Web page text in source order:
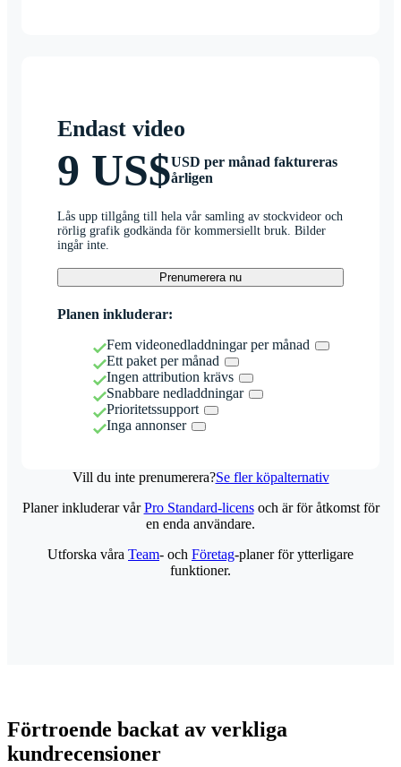
Endast video
9 US$USD per månad faktureras
årligen
Lås upp tillgång till hela vår samling av stockvideor och
rörlig grafik godkända för kommersiellt bruk. Bilder
ingår inte.
Prenumerera nu
Planen inkluderar:
Fem videonedladdningar per månad
Ett paket per månad
Ingen attribution krävs
Snabbare nedladdningar
Prioritetssupport
Inga annonser
Vill du inte prenumerera?Se fler köpalternativ
Planer inkluderar vårPro Standard-licensoch är för åtkomst för
en enda användare.
Utforska våra Team- och Företag-planer för ytterligare
funktioner.
Förtroende backat av verkliga
kundrecensioner